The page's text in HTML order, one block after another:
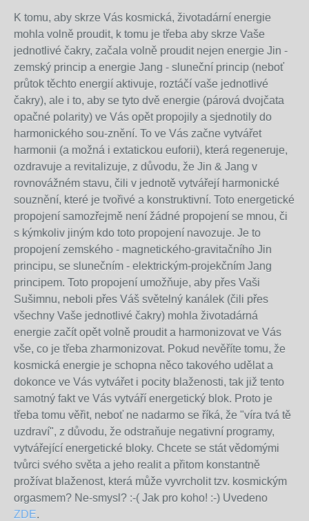
K tomu, aby skrze Vás kosmická, životadární energie
mohla volně proudit, k tomu je třeba aby skrze Vaše
jednotlivé čakry, začala volně proudit nejen energie Jin -
zemský princip a energie Jang - sluneční princip (neboť
průtok těchto energií aktivuje, roztáčí vaše jednotlivé
čakry), ale i to, aby se tyto dvě energie (párová dvojčata
opačné polarity) ve Vás opět propojily a sjednotily do
harmonického sou-znění. To ve Vás začne vytvářet
harmonii (a možná i extatickou euforii), která regeneruje,
ozdravuje a revitalizuje, z důvodu, že Jin & Jang v
rovnovážném stavu, čili v jednotě vytvářejí harmonické
souznění, které je tvořivé a konstruktivní. Toto energetické
propojení samozřejmě není žádné propojení se mnou, či
s kýmkoliv jiným kdo toto propojení navozuje. Je to
propojení zemského - magnetického-gravitačního Jin
principu, se slunečním - elektrickým-projekčním Jang
principem. Toto propojení umožňuje, aby přes Vaši
Sušimnu, neboli přes Váš světelný kanálek (čili přes
všechny Vaše jednotlivé čakry) mohla životadárná
energie začít opět volně proudit a harmonizovat ve Vás
vše, co je třeba zharmonizovat. Pokud nevěříte tomu, že
kosmická energie je schopna něco takového udělat a
dokonce ve Vás vytvářet i pocity blaženosti, tak již tento
samotný fakt ve Vás vytváří energetický blok. Proto je
třeba tomu věřit, neboť ne nadarmo se říká, že "víra tvá tě
uzdraví", z důvodu, že odstraňuje negativní programy,
vytvářející energetické bloky. Chcete se stát vědomými
tvůrci svého světa a jeho realit a přitom konstantně
prožívat blaženost, která může vyvrcholit tzv. kosmickým
orgasmem? Ne-smysl? :-( Jak pro koho! :-) Uvedeno
ZDE.